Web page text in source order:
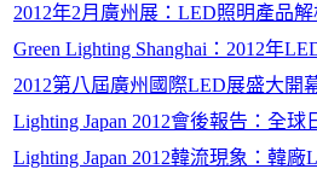
2012年2月廣州展：LED照明產品
Green Lighting Shanghai：2012年
2012第八屆廣州國際LED展盛大開
Lighting Japan 2012會後報告：全
Lighting Japan 2012韓流現象：韓